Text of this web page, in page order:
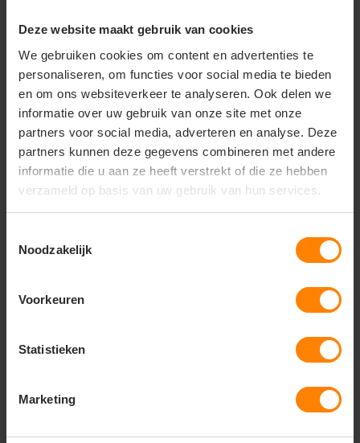
Deze website maakt gebruik van cookies
We gebruiken cookies om content en advertenties te
personaliseren, om functies voor social media te bieden
en om ons websiteverkeer te analyseren. Ook delen we
informatie over uw gebruik van onze site met onze
partners voor social media, adverteren en analyse. Deze
partners kunnen deze gegevens combineren met andere
informatie die u aan ze heeft verstrekt of die ze hebben
verzameld op basis van uw gebruik van hun services.
Noodzakelijk
Voorkeuren
Statistieken
Marketing
Comfort: Licht gewatteerde en volledig
verstelbare schouderbanden
Gebruik:Voorzien van een praktische ophanglus
aan de bovenzijde
Pasvorm:Unisex model, perfect geschikt voor
dagelijks allround gebruik
Vragen? Neem contact
op met onze
mail
store Bezoek onze showroom: